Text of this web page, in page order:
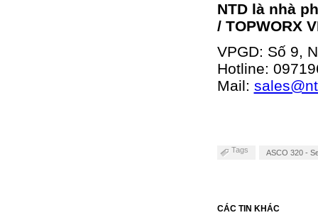
NTD là nhà
/ TOPWORX
VPGD: Số 9,
Hotline:
Mail:
Tags ASCO 320 -
CÁC TIN KHÁC